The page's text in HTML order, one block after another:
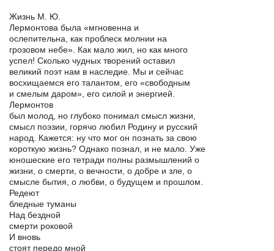
Жизнь М. Ю.
Лермонтова была «мгновенна и
ослепительна, как проблеск молнии на
грозовом небе». Как мало жил, но как много
успел! Сколько чудных творений оставил
великий поэт нам в наследие. Мы и сейчас
восхищаемся его талантом, его «свободным
и смелым даром», его силой и энергией.
Лермонтов
был молод, но глубоко понимал смысл жизни,
смысл поэзии, горячо любил Родину и русский
народ. Кажется: ну что мог он познать за свою
короткую жизнь? Однако познал, и не мало. Уже
юношеские его тетради полны размышлений о
жизни, о смерти, о вечности, о добре и зле, о
смысле бытия, о любви, о будущем и прошлом.
Редеют
бледные туманы
Над бездной
смерти роковой
И вновь
стоят передо мной